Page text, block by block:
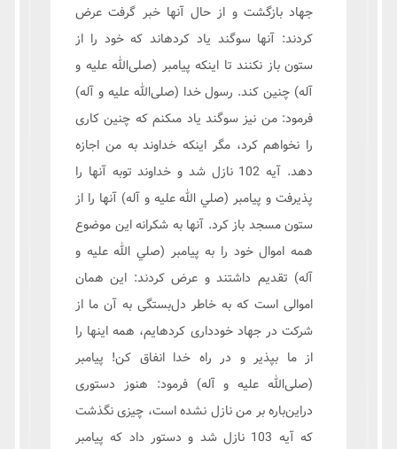
جهاد بازگشت و از حال آنها خبر گرفت عرض
كردند: آنها سوگند ياد كرده‏اند كه خود را از
ستون باز نكنند تا اينكه پيامبر (صلی‌الله عليه و
آله) چنين كند. رسول خدا (صلی‌الله عليه و آله)
فرمود: من نيز سوگند ياد مى‏كنم كه چنين كارى
را نخواهم كرد، مگر اينكه خداوند به من اجازه
دهد. آيه 102 نازل شد و خداوند توبه آنها را
پذيرفت و پيامبر (صلي الله عليه و آله) آنها را از
ستون مسجد باز كرد. آنها به شكرانه اين موضوع
همه اموال خود را به پيامبر (صلي الله عليه و
آله) تقديم داشتند و عرض كردند: اين همان
اموالى است كه به خاطر دل‌بستگی به آن ما از
شركت در جهاد خوددارى كرده‏ايم، همه اينها را
از ما بپذير و در راه خدا انفاق كن! پيامبر
(صلی‌الله عليه و آله) فرمود: هنوز دستورى
دراین‌باره بر من نازل نشده است، چيزى نگذشت
كه آيه 103 نازل شد و دستور داد كه پيامبر